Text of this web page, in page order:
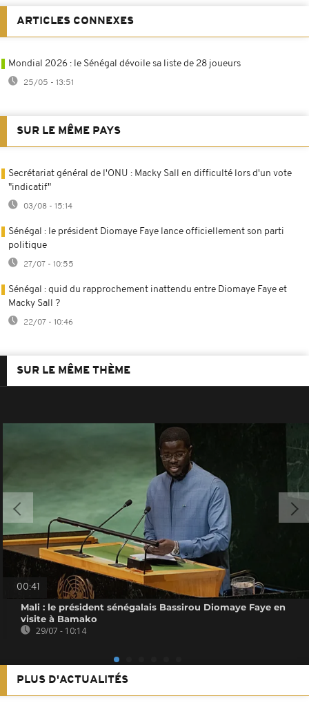
ARTICLES CONNEXES
Mondial 2026 : le Sénégal dévoile sa liste de 28 joueurs
25/05 - 13:51
SUR LE MÊME PAYS
Secrétariat général de l'ONU : Macky Sall en difficulté lors d'un vote
"indicatif"
03/08 - 15:14
Sénégal : le président Diomaye Faye lance officiellement son parti
politique
27/07 - 10:55
Sénégal : quid du rapprochement inattendu entre Diomaye Faye et
Macky Sall ?
22/07 - 10:46
SUR LE MÊME THÈME
00:41
Mali : le président sénégalais Bassirou Diomaye Faye en
visite à Bamako
29/07 - 10:14
PLUS D'ACTUALITÉS